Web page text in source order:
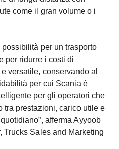
come il gran volume o i
per un trasporto
per ridurre i costi di
versatile, conservando al
per cui Scania è
per gli operatori che
tra prestazioni, carico utile e
afferma Ayyoob
Trucks Sales and Marketing